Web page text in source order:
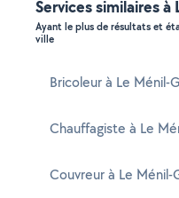
Services similaires à
Ayant le plus de résultats et
ville
Bricoleur à Le Ménil-
Chauffagiste à Le
Couvreur à Le Ménil-